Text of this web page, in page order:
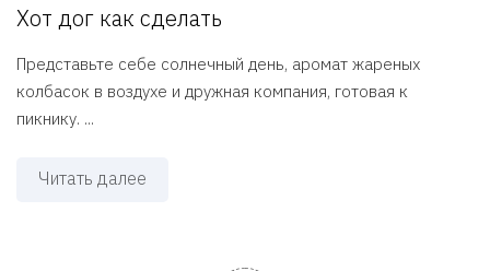
Хот дог как сделать
Представьте себе солнечный день, аромат жареных
колбасок в воздухе и дружная компания, готовая к
пикнику. ...
Читать далее